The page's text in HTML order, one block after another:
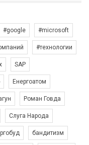
#google #microsoft
#технологии
SAP
Енергоатом
Роман Говда
Слуга Народа
бандитизм